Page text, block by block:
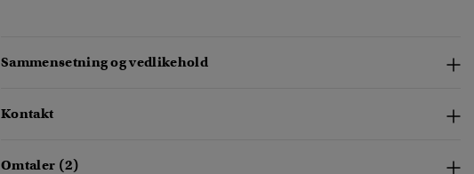
Sammensetning og vedlikehold
Kontakt
Omtaler (2)